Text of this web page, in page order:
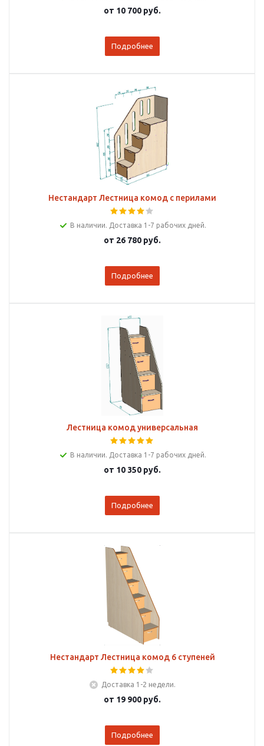
от 10 700 руб.
Подробнее
Нестандарт Лестница комод с перилами
В наличии. Доставка 1-7 рабочих дней.
от 26 780 руб.
Подробнее
Лестница комод универсальная
В наличии. Доставка 1-7 рабочих дней.
от 10 350 руб.
Подробнее
Нестандарт Лестница комод 6 ступеней
Доставка 1-2 недели.
от 19 900 руб.
Подробнее